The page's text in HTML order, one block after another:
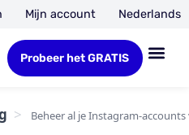
Mijn account Nederlands
Probeer het GRATIS
Beheer al je Instagram-